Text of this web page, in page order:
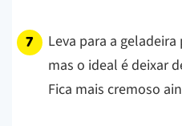
Leva para a
mas o ideal é deixar
Fica mais cremoso